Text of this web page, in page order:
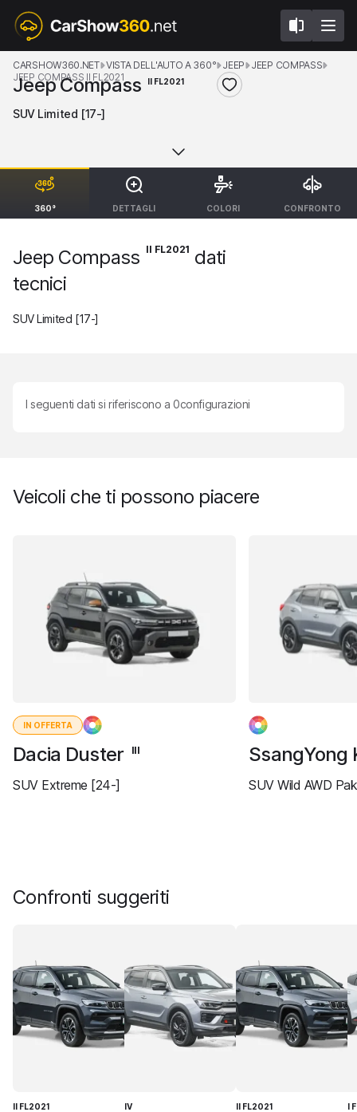
360° DETTAGLI COLORI CONFRONTO
CARSHOW360.NET VISTA DELL'AUTO A 360° JEEP
JEEP COMPASS
JEEP COMPASS II FL2021
Jeep Compass II FL2021
SUV Limited [17-]
Jeep Compass II FL2021 dati
tecnici
SUV Limited [17-]
I seguenti dati si riferiscono a0configurazioni
Veicoli che ti possono piacere
IN OFFERTA
Dacia Duster III
SUV Extreme [24-]
SsangYong
SUV Wild AWD
Confronti suggeriti
II FL2021 IV II FL2021 I